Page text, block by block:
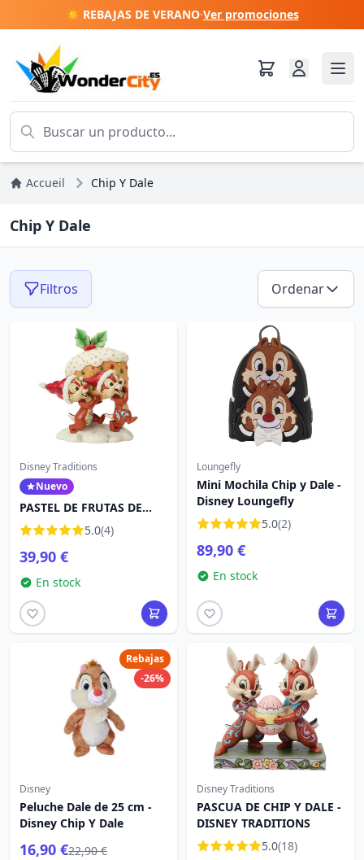
☀️ REBAJAS DE VERANO·Ver promociones
Accueil Chip Y Dale
Chip Y Dale
Filtros Ordenar
Disney Traditions
Nuevo
PASTEL DE FRUTAS DE
CHIP Y DALE - DISNEY
TRADITIONS
5.0(4)
39,90 €
En stock
Loungefly
Mini Mochila Chip y Dale -
Disney Loungefly
5.0(2)
89,90 €
En stock
Rebajas
-26%
Disney
Peluche Dale de 25 cm -
Disney Chip Y Dale
16,90 €22,90 €
Disney Traditions
PASCUA DE CHIP Y DALE -
DISNEY TRADITIONS
5.0(18)